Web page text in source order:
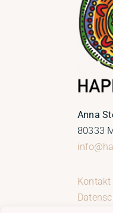
Anna
80333
Kontakt